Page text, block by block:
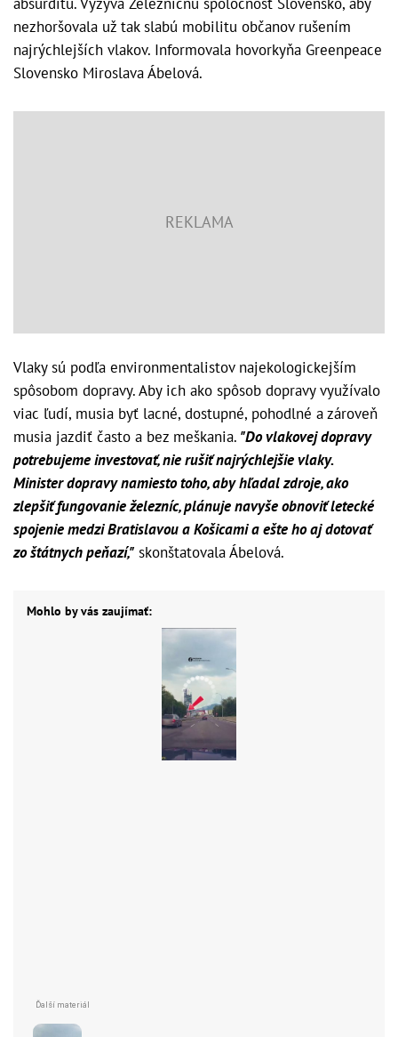
nezhoršovala už tak slabú mobilitu občanov rušením
najrýchlejších vlakov. Informovala hovorkyňa Greenpeace
Slovensko Miroslava Ábelová.
Vlaky sú podľa environmentalistov najekologickejším
spôsobom dopravy. Aby ich ako spôsob dopravy využívalo
viac ľudí, musia byť lacné, dostupné, pohodlné a zároveň
musia jazdiť často a bez meškania. "Do vlakovej dopravy
potrebujeme investovať, nie rušiť najrýchlejšie vlaky.
Minister dopravy namiesto toho, aby hľadal zdroje, ako
zlepšiť fungovanie železníc, plánuje navyše obnoviť letecké
spojenie medzi Bratislavou a Košicami a ešte ho aj dotovať
zo štátnych peňazí," skonštatovala Ábelová.
Mohlo by vás zaujímať: